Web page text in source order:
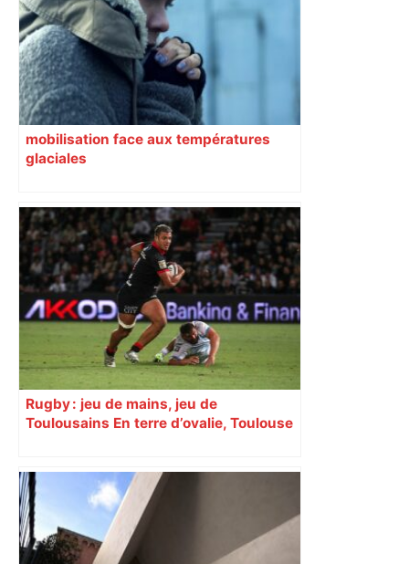
mobilisation face aux températures
glaciales
Rugby : jeu de mains, jeu de
Toulousains En terre d’ovalie, Toulouse
revendiquant surtout son art du jeu en
mouvement, vif et spectaculaire.
Décryptage. Série (4 / 10)